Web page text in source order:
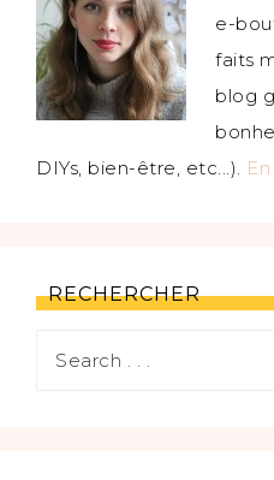
e-
faits
blog
DIYs, bien-être, etc...).
RECHERCHER